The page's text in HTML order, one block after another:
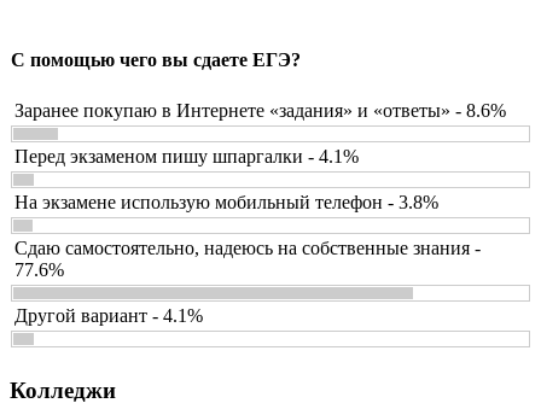
С помощью чего вы сдаете ЕГЭ?
Заранее покупаю в Интернете «задания» и «ответы» - 8.6%
Перед экзаменом пишу шпаргалки - 4.1%
На экзамене использую мобильный телефон - 3.8%
Сдаю самостоятельно, надеюсь на собственные знания -
77.6%
Другой вариант - 4.1%
Колледжи